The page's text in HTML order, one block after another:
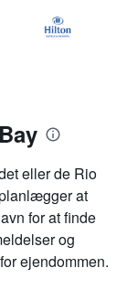
eller de Rio
at
for at finde
og
ejendommen.